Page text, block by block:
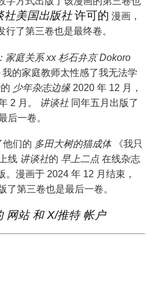
社美国出版社 许可的 漫画，
行了第三卷也是最终卷。
家庭关系 xx 杉石弁京 Dokoro
我的家庭教师太性感了我无法学
的 少年杂志边缘 2020 年 12 月，
2 月。 讲谈社 同年五月出版了
后一卷。
他们的 多田大树的猫成体 《我只
线 讲谈社的 早上二点 在线杂志
。漫画于 2024 年 12 月结束，
了第三卷也是最后一卷。
网站和 X/推特 帐户